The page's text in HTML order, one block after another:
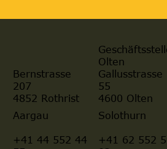
Bernstrasse
207
4852 Rothrist
Olten
Gallusstrasse
55
4600 Olten
Aargau
+41 44 552 44
Solothurn
+41 62 552